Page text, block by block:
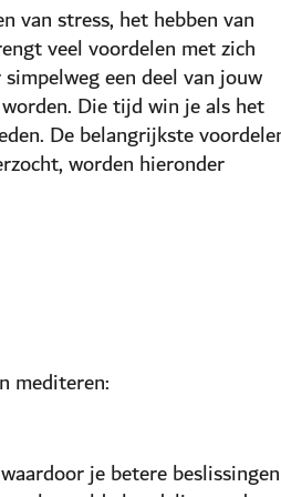
van stress, het hebben van
veel voordelen met zich
een deel van jouw
Die tijd win je als het
De belangrijkste
worden hieronder
mediteren:
je betere beslissingen